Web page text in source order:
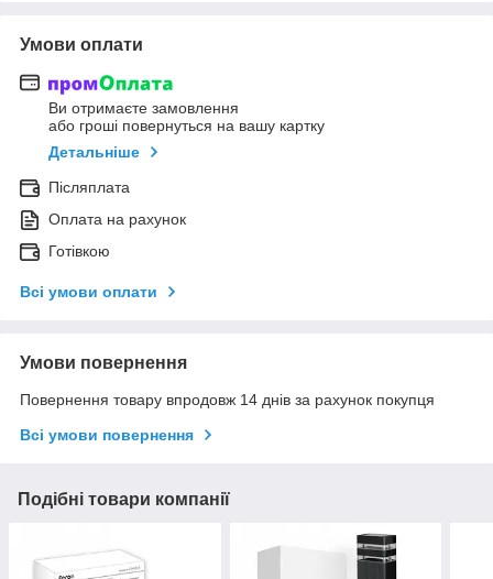
Умови оплати
Ви отримаєте замовлення
або гроші повернуться на вашу картку
Детальніше
Післяплата
Оплата на рахунок
Готівкою
Всі умови оплати
Умови повернення
Повернення товару впродовж 14 днів за рахунок покупця
Всі умови повернення
Подібні товари компанії